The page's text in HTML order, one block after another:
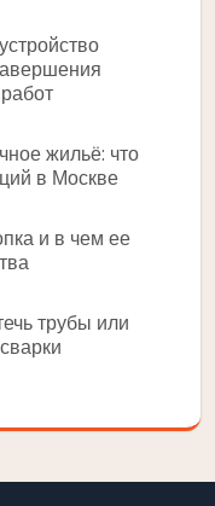
жильё: что
в Москве
и в чем ее
трубы или